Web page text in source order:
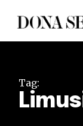
Tag: